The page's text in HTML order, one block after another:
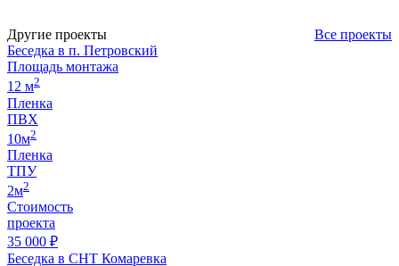
Другие проекты
Все проекты
Беседка в п. Петровский
Площадь монтажа
12 м2
Пленка
ПВХ
10м2
Пленка
ТПУ
2м2
Стоимость
проекта
35 000 ₽
Беседка в СНТ Комаревка